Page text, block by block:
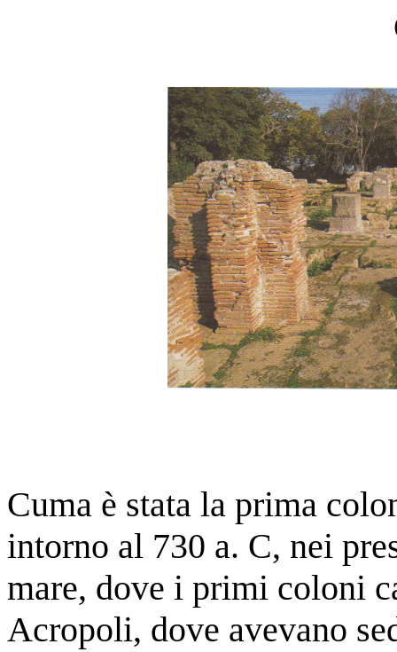
Cuma è stata la prima
intorno al 730 a. C, nei
mare, dove i primi coloni
Acropoli, dove avevano